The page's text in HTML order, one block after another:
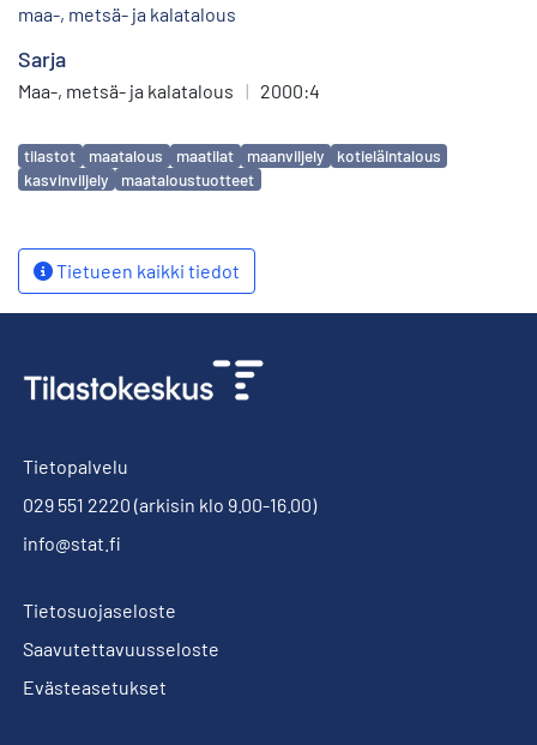
maa-, metsä- ja kalatalous
Sarja
Maa-, metsä- ja kalatalous | 2000:4
Avainsanat
tilastot maatalous maatilat maanviljely
kotieläintalous
kasvinviljely
maataloustuotteet
Tietueen kaikki tiedot
Tietopalvelu
029 551 2220 (arkisin klo 9.00-16.00)
info@stat.fi
Tietosuojaseloste
Saavutettavuusseloste
Evästeasetukset